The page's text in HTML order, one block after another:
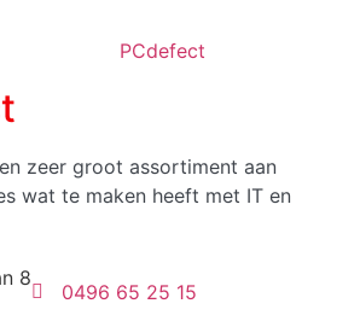
zeer groot assortiment aan
wat te maken heeft met IT en
8
0496 65 25 15